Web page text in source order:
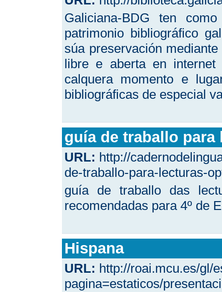
Galiciana-BDG ten
patrimonio bibliográfico
súa preservación
libre e aberta en internet
calquera momento e
bibliográficas de especial
guía de traballo para
URL: http://
de-traballo-para-lecturas-
guía de traballo das
recomendadas para 4º de
Hispana
URL: http://roai.mcu.es/gl/
pagina=estaticos/